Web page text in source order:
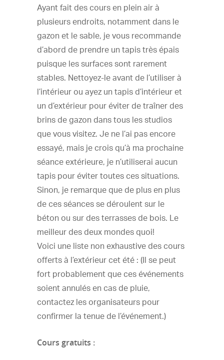
Ayant fait des cours en plein air à
plusieurs endroits, notamment dans le
gazon et le sable, je vous recommande
d’abord de prendre un tapis très épais
puisque les surfaces sont rarement
stables. Nettoyez-le avant de l’utiliser à
l’intérieur ou ayez un tapis d’intérieur et
un d’extérieur pour éviter de traîner des
brins de gazon dans tous les studios
que vous visitez. Je ne l’ai pas encore
essayé, mais je crois qu’à ma prochaine
séance extérieure, je n’utiliserai aucun
tapis pour éviter toutes ces situations.
Sinon, je remarque que de plus en plus
de ces séances se déroulent sur le
béton ou sur des terrasses de bois. Le
meilleur des deux mondes quoi!
Voici une liste non exhaustive des cours
offerts à l’extérieur cet été : (Il se peut
fort probablement que ces événements
soient annulés en cas de pluie,
contactez les organisateurs pour
confirmer la tenue de l’événement.)
Cours gratuits :